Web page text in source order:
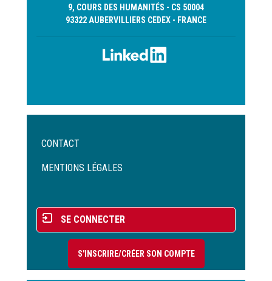
9, COURS DES HUMANITÉS - CS 50004
93322 AUBERVILLIERS CEDEX - FRANCE
Menu
de
CONTACT
MENTIONS LÉGALES
Menu
du
compte
l'utilisateur
SE CONNECTER
S'INSCRIRE/CRÉER SON COMPTE